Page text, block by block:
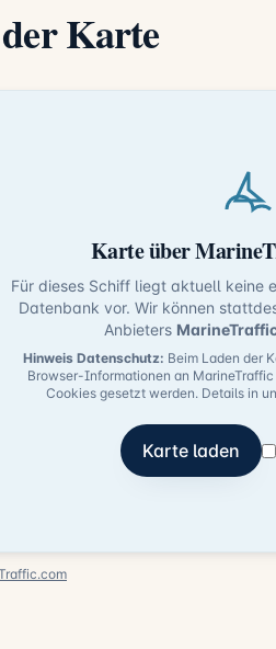
Karte
Karte über
Für dieses Schiff liegt aktuell keine
Datenbank vor. Wir können
Anbieters
Hinweis Datenschutz: Beim Laden der
Browser-Informationen an
Cookies gesetzt werden. Details in
Karte laden